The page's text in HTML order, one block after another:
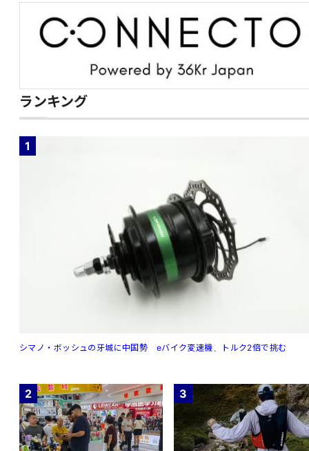
ランキング
1
シマノ・ボッシュの牙城に中国勢 eバイク変速機、トルク2倍で挑む
2 3